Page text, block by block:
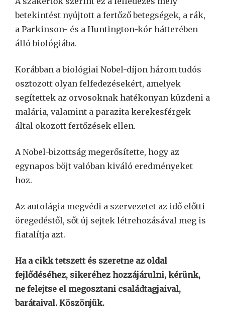
betekintést nyújtott a fertőző betegségek, a rák,
a Parkinson- és a Huntington-kór hátterében
álló biológiába.
Korábban a biológiai Nobel-díjon három tudós
osztozott olyan felfedezésekért, amelyek
segítettek az orvosoknak hatékonyan küzdeni a
malária, valamint a parazita kerekesférgek
által okozott fertőzések ellen.
A Nobel-bizottság megerősítette, hogy az
egynapos böjt valóban kiváló eredményeket
hoz.
Az autofágia megvédi a szervezetet az idő előtti
öregedéstől, sőt új sejtek létrehozásával meg is
fiatalítja azt.
Ha a cikk tetszett és szeretne az oldal
fejlődéséhez, sikeréhez hozzájárulni, kérünk,
ne felejtse el megosztani családtagjaival,
barátaival. Köszönjük.